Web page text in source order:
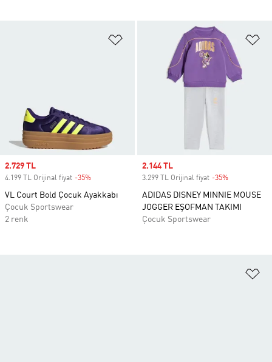
Favori Listesine Ekle
Sale price
2.729 TL
4.199 TL Orijinal fiyat -35%
VL Court Bold Çocuk Ayakkabı
Çocuk Sportswear
2 renk
Sale price
2.144 TL
3.299 TL Orijinal fiyat -35%
ADIDAS DISNEY MINNIE MOUSE
JOGGER EŞOFMAN TAKIMI
Çocuk Sportswear